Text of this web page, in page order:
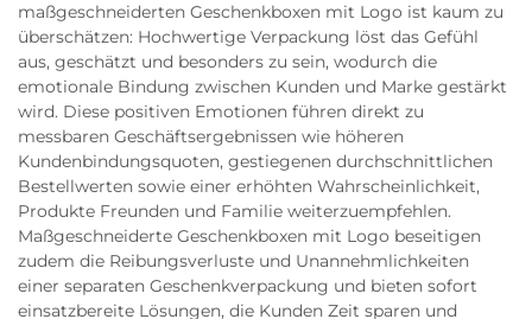
maßgeschneiderten Geschenkboxen mit Logo ist kaum zu
überschätzen: Hochwertige Verpackung löst das Gefühl
aus, geschätzt und besonders zu sein, wodurch die
emotionale Bindung zwischen Kunden und Marke gestärkt
wird. Diese positiven Emotionen führen direkt zu
messbaren Geschäftsergebnissen wie höheren
Kundenbindungsquoten, gestiegenen durchschnittlichen
Bestellwerten sowie einer erhöhten Wahrscheinlichkeit,
Produkte Freunden und Familie weiterzuempfehlen.
Maßgeschneiderte Geschenkboxen mit Logo beseitigen
zudem die Reibungsverluste und Unannehmlichkeiten
einer separaten Geschenkverpackung und bieten sofort
einsatzbereite Lösungen, die Kunden Zeit sparen und